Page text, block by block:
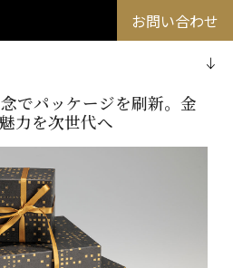
お問い合わせ
でパッケージを刷新。金
力を次世代へ